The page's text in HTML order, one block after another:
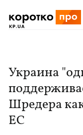
Украина
Шредера
ЕС